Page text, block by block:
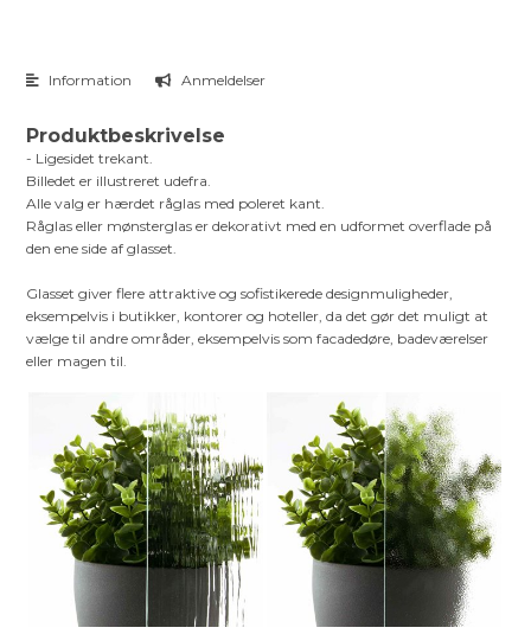
Information Anmeldelser
Produktbeskrivelse
- Ligesidet trekant.
Billedet er illustreret udefra.
Alle valg er hærdet råglas med poleret kant.
Råglas eller mønsterglas er dekorativt med en udformet overflade på
den ene side af glasset.
Glasset giver flere attraktive og sofistikerede designmuligheder,
eksempelvis i butikker, kontorer og hoteller, da det gør det muligt at
vælge til andre områder, eksempelvis som facadedøre, badeværelser
eller magen til.